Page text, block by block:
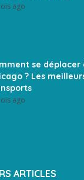
ago
se déplacer
? Les
ago
ARTICLES